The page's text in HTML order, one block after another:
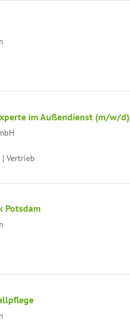
im Außendienst (m/w/d)
Vertrieb
Potsdam